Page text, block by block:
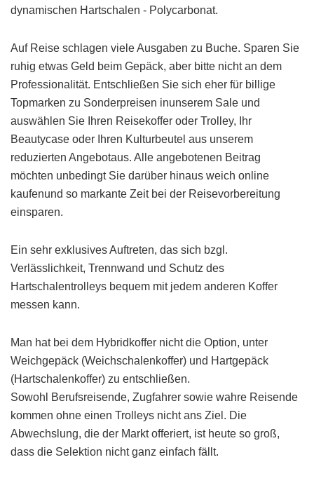
dynamischen Hartschalen - Polycarbonat.
Auf Reise schlagen viele Ausgaben zu Buche. Sparen Sie
ruhig etwas Geld beim Gepäck, aber bitte nicht an dem
Professionalität. Entschließen Sie sich eher für billige
Topmarken zu Sonderpreisen inunserem Sale und
auswählen Sie Ihren Reisekoffer oder Trolley, Ihr
Beautycase oder Ihren Kulturbeutel aus unserem
reduzierten Angebotaus. Alle angebotenen Beitrag
möchten unbedingt Sie darüber hinaus weich online
kaufenund so markante Zeit bei der Reisevorbereitung
einsparen.
Ein sehr exklusives Auftreten, das sich bzgl.
Verlässlichkeit, Trennwand und Schutz des
Hartschalentrolleys bequem mit jedem anderen Koffer
messen kann.
Man hat bei dem Hybridkoffer nicht die Option, unter
Weichgepäck (Weichschalenkoffer) und Hartgepäck
(Hartschalenkoffer) zu entschließen.
Sowohl Berufsreisende, Zugfahrer sowie wahre Reisende
kommen ohne einen Trolleys nicht ans Ziel. Die
Abwechslung, die der Markt offeriert, ist heute so groß,
dass die Selektion nicht ganz einfach fällt.